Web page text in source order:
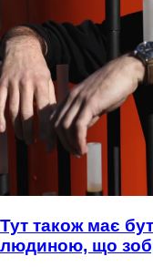
Тут також має
людиною, що